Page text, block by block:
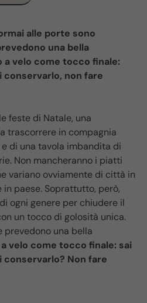
alle porte sono
una bella
velo come tocco finale:
conservarlo, non fare
feste di Natale, una
trascorrere in compagnia
di una tavola imbandita di
Non mancheranno i piatti
variano ovviamente di città in
paese. Soprattutto, però,
ogni genere per chiudere il
un tocco di golosità unica.
prevedono una bella
velo come tocco finale: sai
conservarlo? Non fare